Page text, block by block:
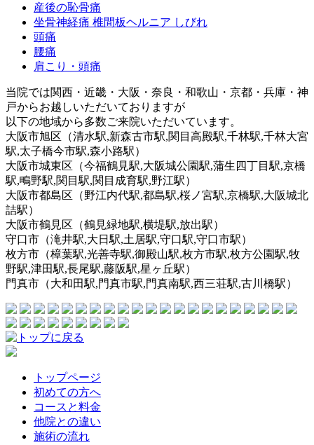
産後の恥骨痛
坐骨神経痛 椎間板ヘルニア しびれ
頭痛
腰痛
肩こり・頭痛
当院では関西・近畿・大阪・奈良・和歌山・京都・兵庫・神
戸からお越しいただいておりますが
以下の地域から多数ご来院いただいています。
大阪市旭区（清水駅,新森古市駅,関目高殿駅,千林駅,千林大宮
駅,太子橋今市駅,森小路駅）
大阪市城東区（今福鶴見駅,大阪城公園駅,蒲生四丁目駅,京橋
駅,鴫野駅,関目駅,関目成育駅,野江駅）
大阪市都島区（野江内代駅,都島駅,桜ノ宮駅,京橋駅,大阪城北
詰駅）
大阪市鶴見区（鶴見緑地駅,横堤駅,放出駅）
守口市（滝井駅,大日駅,土居駅,守口駅,守口市駅）
枚方市（樟葉駅,光善寺駅,御殿山駅,枚方市駅,枚方公園駅,牧
野駅,津田駅,長尾駅,藤阪駅,星ヶ丘駅）
門真市（大和田駅,門真市駅,門真南駅,西三荘駅,古川橋駅）
トップページ
初めての方へ
コースと料金
他院との違い
施術の流れ